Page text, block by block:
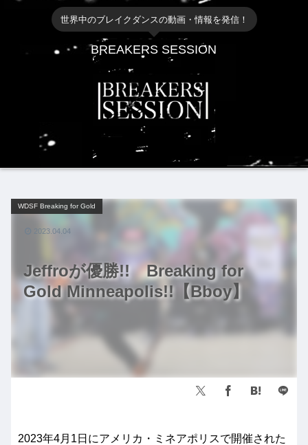
世界中のブレイクダンスの動画・情報を発信！
BREAKERS SESSION
Jeffroが優勝!! Breaking for
Gold Minneapolis!!【Bboy】
WDSF Breaking for Gold
2023.04.04
2023年4月1日にアメリカ・ミネアポリスで開催された